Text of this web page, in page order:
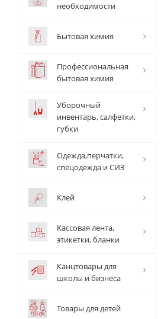
необходимости
Бытовая химия
Профессиональная
бытовая химия
Уборочный
инвентарь, салфетки,
губки
Одежда,перчатки,
спецодежда и СИЗ
Клей
Кассовая лента,
этикетки, бланки
Канцтовары для
школы и бизнеса
Товары для детей